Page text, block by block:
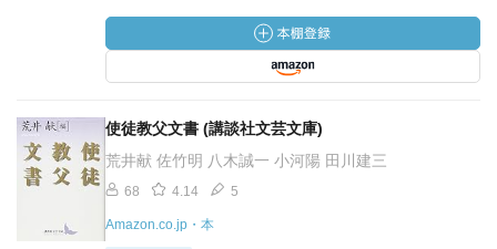
使徒教父文書 (講談社文芸文庫)
荒井献 佐竹明 八木誠一 小河陽 田川建三
68 4.14 5
Amazon.co.jp・本